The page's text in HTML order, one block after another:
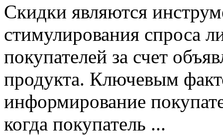
Скидки являются
стимулирования спроса
покупателей за счет
продукта. Ключевым
информирование
когда покупатель ...